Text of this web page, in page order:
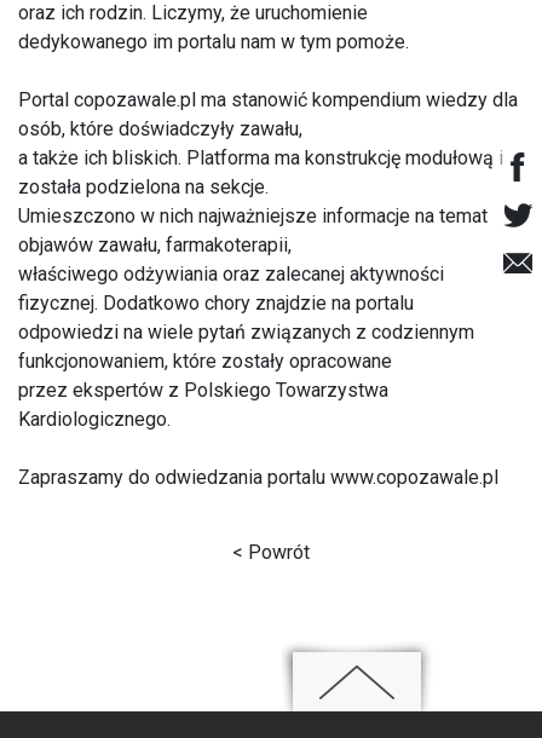
oraz ich rodzin. Liczymy, że uruchomienie
dedykowanego im portalu nam w tym pomoże.
Portal copozawale.pl ma stanowić kompendium wiedzy dla
osób, które doświadczyły zawału,
a także ich bliskich. Platforma ma konstrukcję modułową i
została podzielona na sekcje.
Umieszczono w nich najważniejsze informacje na temat
objawów zawału, farmakoterapii,
właściwego odżywiania oraz zalecanej aktywności
fizycznej. Dodatkowo chory znajdzie na portalu
odpowiedzi na wiele pytań związanych z codziennym
funkcjonowaniem, które zostały opracowane
przez ekspertów z Polskiego Towarzystwa
Kardiologicznego.
Zapraszamy do odwiedzania portalu www.copozawale.pl
< Powrót